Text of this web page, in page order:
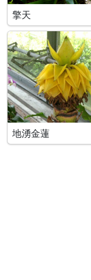
擎天
地湧金蓮